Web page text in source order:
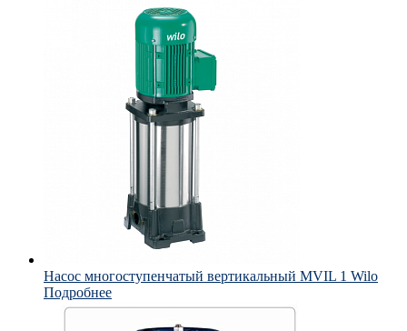
Насос многоступенчатый вертикальный MVIL 1 Wilo
Подробнее